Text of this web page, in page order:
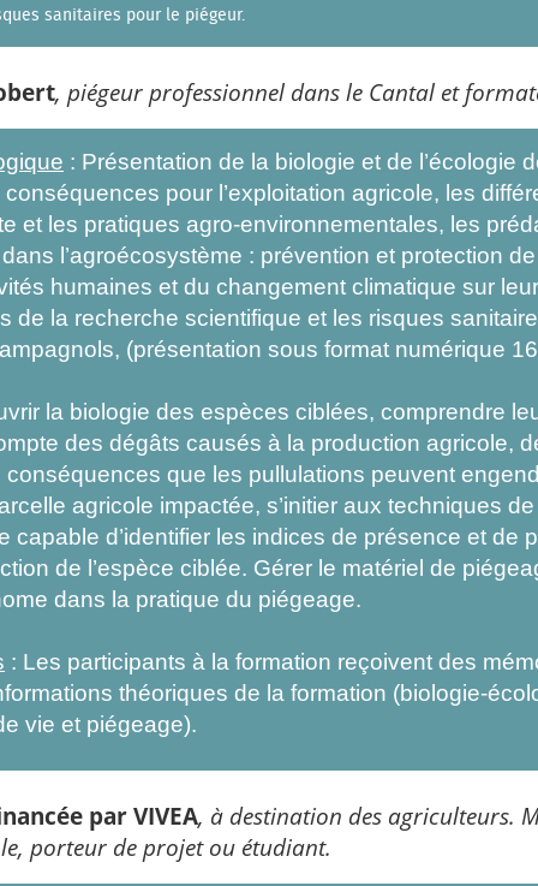
sanitaires pour le piégeur.
, piégeur professionnel dans le Cantal et
: Présentation de la biologie et de l’écologie
pour l’exploitation agricole, les
et les pratiques agro-environnementales, les
l’agroécosystème : prévention et protection
humaines et du changement climatique sur
de la recherche scientifique et les risques
(présentation sous format numérique
la biologie des espèces ciblées, comprendre
des dégâts causés à la production agricole,
que les pullulations peuvent
agricole impactée, s’initier aux techniques
capable d’identifier les indices de présence et de
de l’espèce ciblée. Gérer le matériel de
dans la pratique du piégeage.
: Les participants à la formation reçoivent des
théoriques de la formation (biologie-
vie et piégeage).
par VIVEA, à destination des agriculteurs.
porteur de projet ou étudiant.